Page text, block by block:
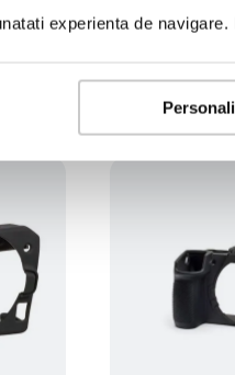
experienta de